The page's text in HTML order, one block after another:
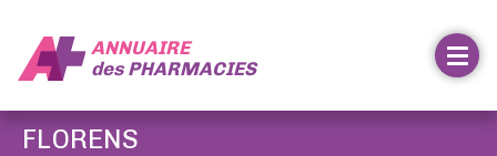
ANNUAIRE
desPHARMACIES
FLORENS